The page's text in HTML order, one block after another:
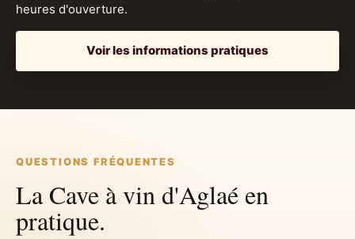
heures d'ouverture.
Voir les informations pratiques
QUESTIONS FRÉQUENTES
La Cave à vin d'Aglaé en
pratique.